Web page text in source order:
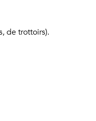
de trottoirs).